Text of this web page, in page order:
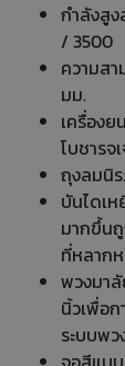
กำลังสูง
/ 3500
ความส
มม.
เครื่องย
โบชารจ
ถุงลมนิ
บันไดเ
มากขึ้น
ที่หลาก
พวงมา
นิ้วเพื่อ
ระบบพ